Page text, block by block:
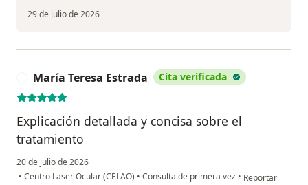
29 de julio de 2026
María Teresa Estrada Cita verificada
Explicación detallada y concisa sobre el
tratamiento
20 de julio de 2026
• Centro Laser Ocular (CELAO) • Consulta de primera vez • en opinión del
Reportar